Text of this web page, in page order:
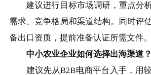
建议进行目标市场调研，重点分
需求、竞争格局和渠道结构。同时评
备出口资质，提前准备认证所需文件。
中小农业企业如何选择出海渠道？
建议先从B2B电商平台入手，用